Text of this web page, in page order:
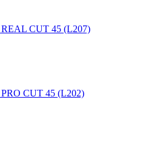
CUT 45 (L207)
CUT 45 (L202)